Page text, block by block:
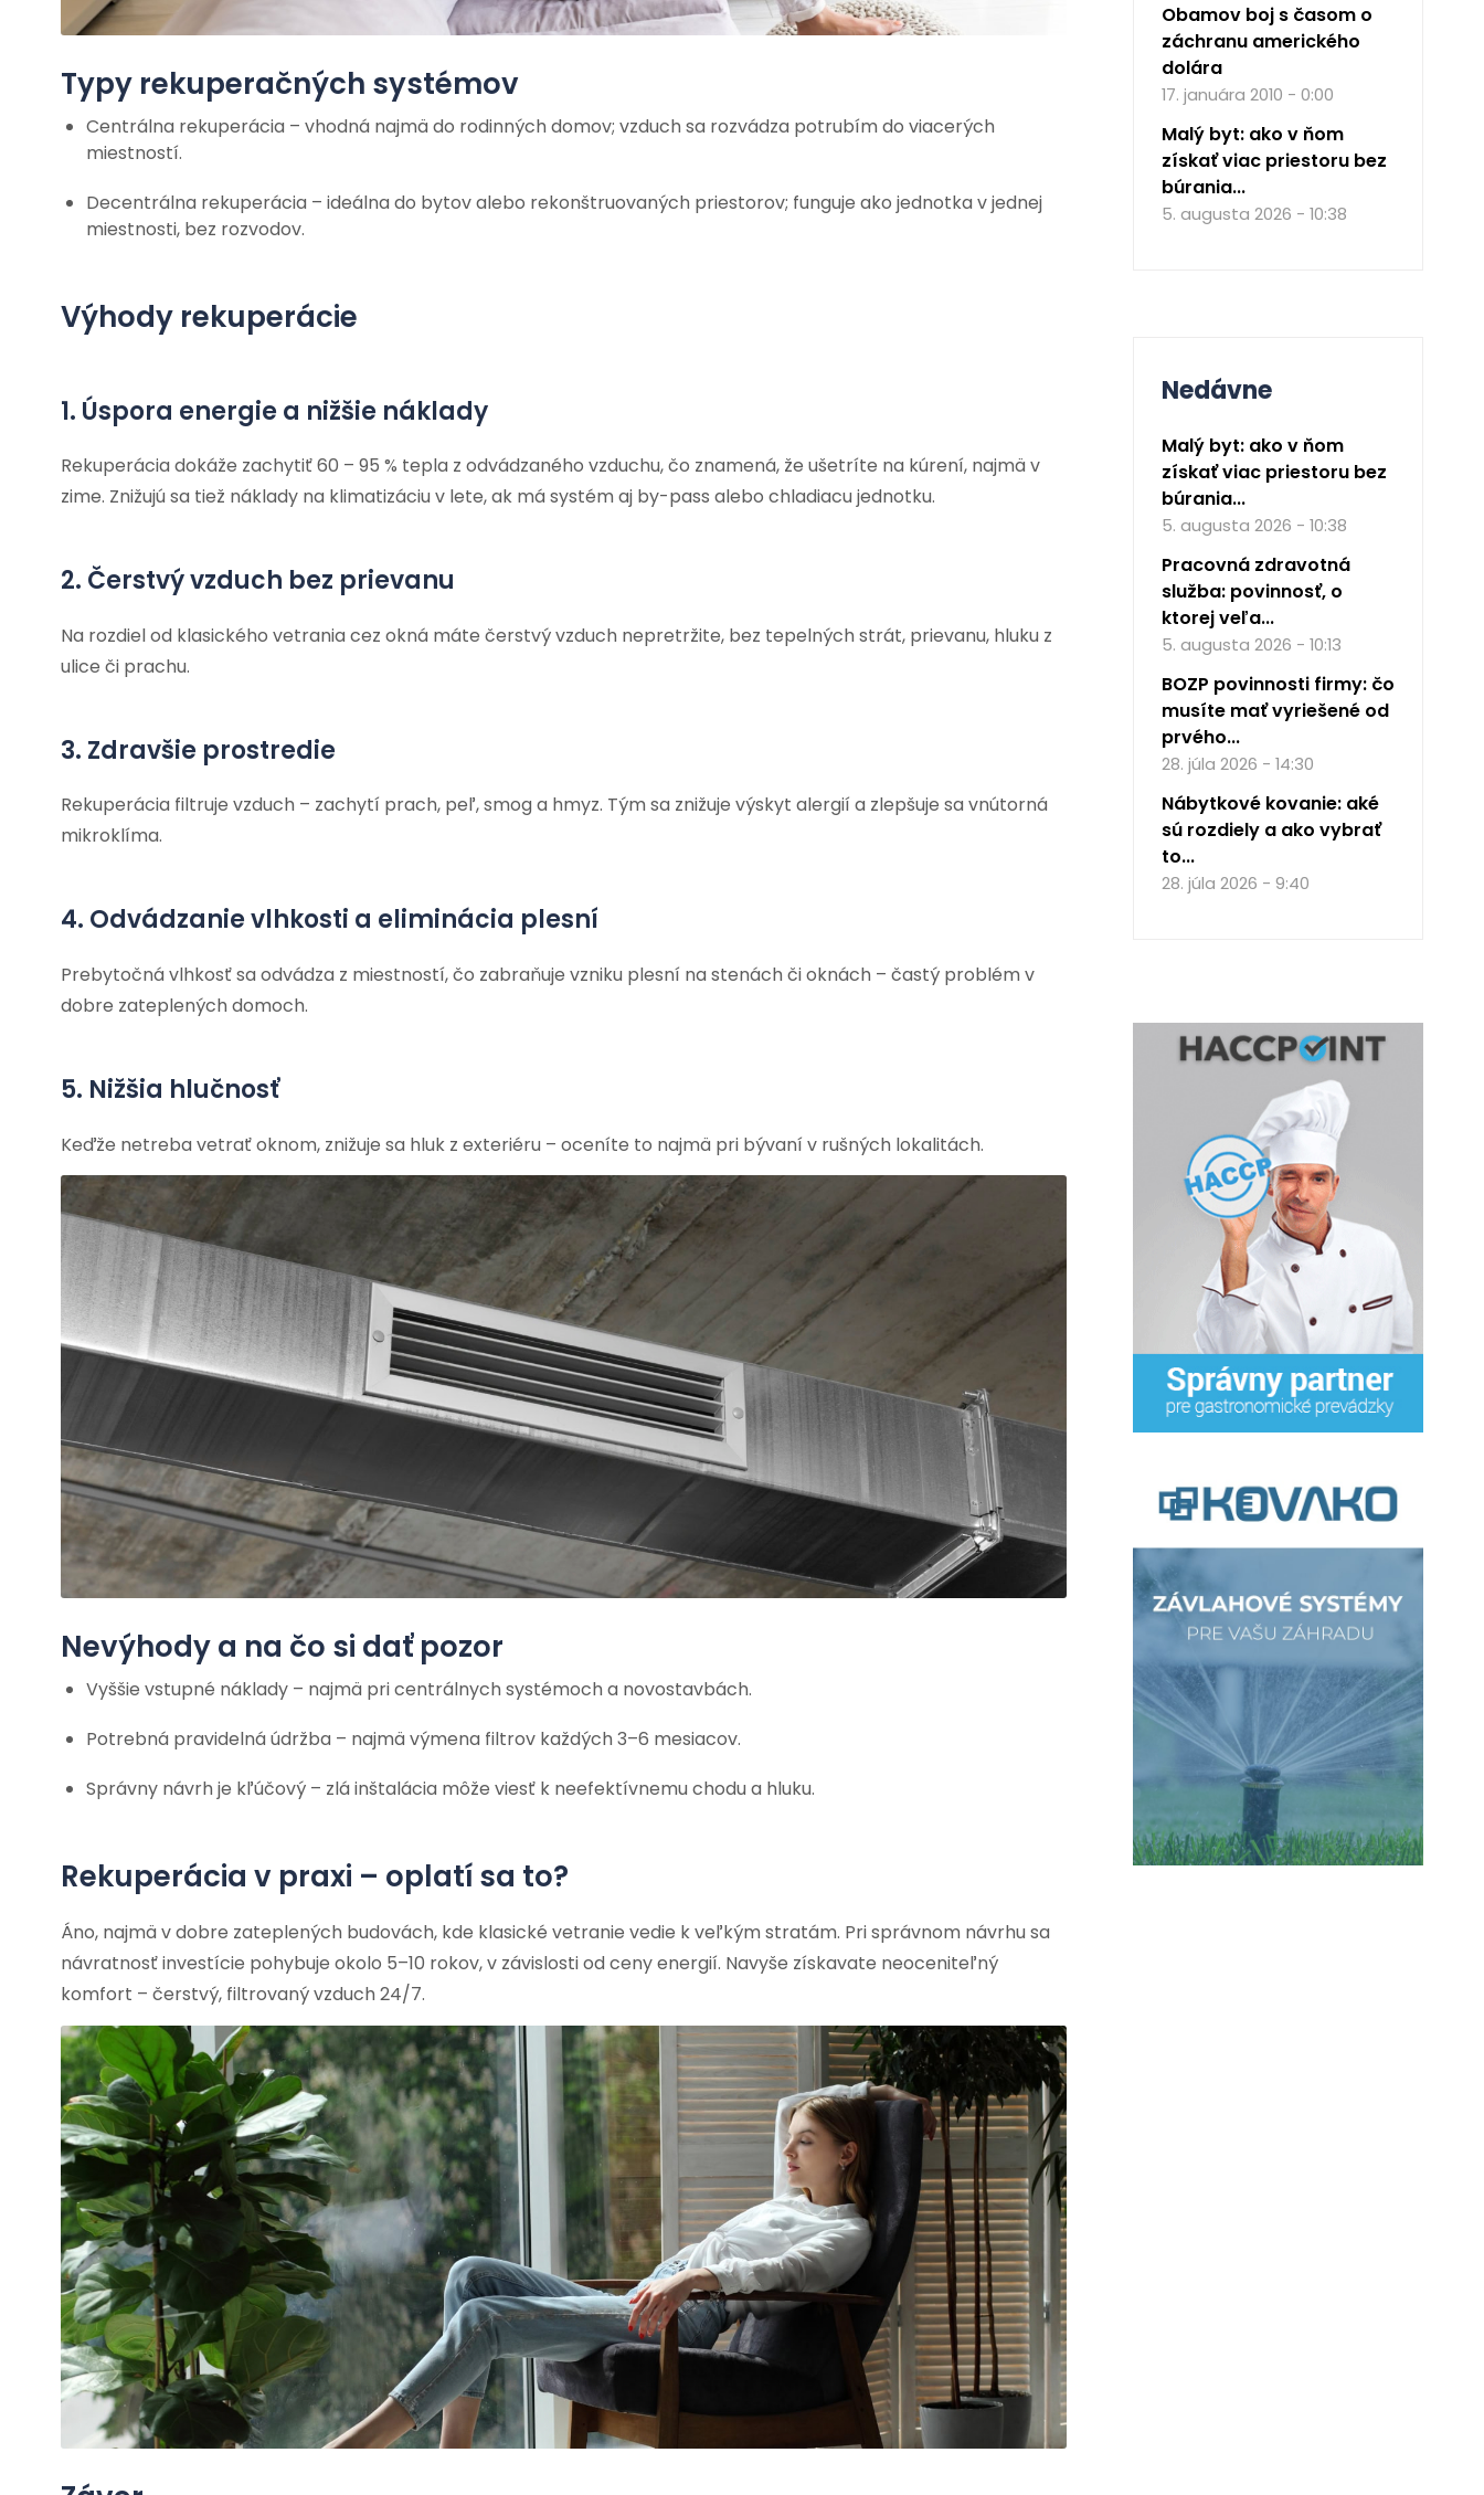
Typy rekuperačných systémov
Centrálna rekuperácia – vhodná najmä do rodinných domov; vzduch sa rozvádza potrubím do viacerých
miestností.
Decentrálna rekuperácia – ideálna do bytov alebo rekonštruovaných priestorov; funguje ako jednotka v jednej
miestnosti, bez rozvodov.
Výhody rekuperácie
1. Úspora energie a nižšie náklady
Rekuperácia dokáže zachytiť 60 – 95 % tepla z odvádzaného vzduchu, čo znamená, že ušetríte na kúrení, najmä v
zime. Znižujú sa tiež náklady na klimatizáciu v lete, ak má systém aj by-pass alebo chladiacu jednotku.
2. Čerstvý vzduch bez prievanu
Na rozdiel od klasického vetrania cez okná máte čerstvý vzduch nepretržite, bez tepelných strát, prievanu, hluku z
ulice či prachu.
3. Zdravšie prostredie
Rekuperácia filtruje vzduch – zachytí prach, peľ, smog a hmyz. Tým sa znižuje výskyt alergií a zlepšuje sa vnútorná
mikroklíma.
4. Odvádzanie vlhkosti a eliminácia plesní
Prebytočná vlhkosť sa odvádza z miestností, čo zabraňuje vzniku plesní na stenách či oknách – častý problém v
dobre zateplených domoch.
5. Nižšia hlučnosť
Keďže netreba vetrať oknom, znižuje sa hluk z exteriéru – oceníte to najmä pri bývaní v rušných lokalitách.
Nevýhody a na čo si dať pozor
Vyššie vstupné náklady – najmä pri centrálnych systémoch a novostavbách.
Potrebná pravidelná údržba – najmä výmena filtrov každých 3–6 mesiacov.
Správny návrh je kľúčový – zlá inštalácia môže viesť k neefektívnemu chodu a hluku.
Rekuperácia v praxi – oplatí sa to?
Áno, najmä v dobre zateplených budovách, kde klasické vetranie vedie k veľkým stratám. Pri správnom návrhu sa
návratnosť investície pohybuje okolo 5–10 rokov, v závislosti od ceny energií. Navyše získavate neoceniteľný
komfort – čerstvý, filtrovaný vzduch 24/7.
Obamov boj s časom o
záchranu amerického
dolára
17. januára 2010 - 0:00
Malý byt: ako v ňom
získať viac priestoru bez
búrania...
5. augusta 2026 - 10:38
Nedávne
Malý byt: ako v ňom
získať viac priestoru bez
búrania...
5. augusta 2026 - 10:38
Pracovná zdravotná
služba: povinnosť, o
ktorej veľa...
5. augusta 2026 - 10:13
BOZP povinnosti firmy: čo
musíte mať vyriešené od
prvého...
28. júla 2026 - 14:30
Nábytkové kovanie: aké
sú rozdiely a ako vybrať
to...
28. júla 2026 - 9:40